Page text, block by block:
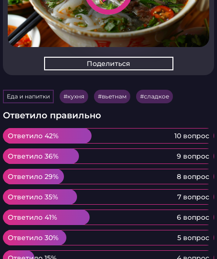
Поделиться
Еда и напитки кухня вьетнам сладкое
Ответило правильно
Ответило 42% 10 вопрос
Ответило 42%
Ответило 36% 9 вопрос
Ответило 36%
Ответило 29% 8 вопрос
Ответило 29%
Ответило 35% 7 вопрос
Ответило 35%
Ответило 41% 6 вопрос
Ответило 41%
Ответило 30% 5 вопрос
Ответило 30%